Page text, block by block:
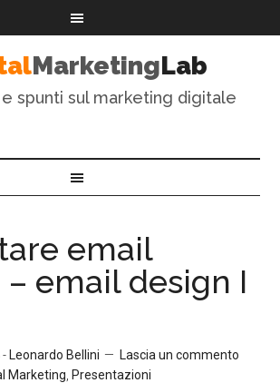
MarketingLab
spunti sul marketing digitale
email
email design I
- Leonardo Bellini
Lascia un commento
Marketing Presentazioni